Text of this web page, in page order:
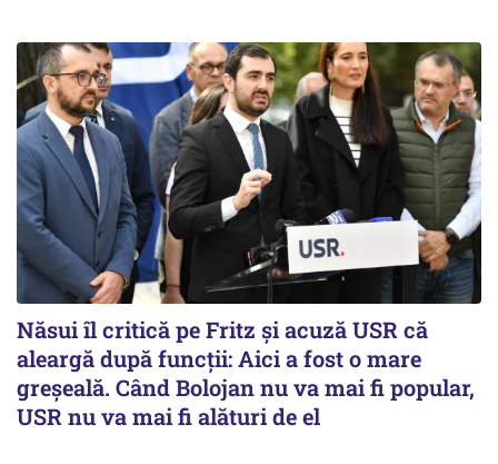
Năsui îl critică pe Fritz și acuză USR că
aleargă după funcții: Aici a fost o mare
greșeală. Când Bolojan nu va mai fi popular,
USR nu va mai fi alături de el